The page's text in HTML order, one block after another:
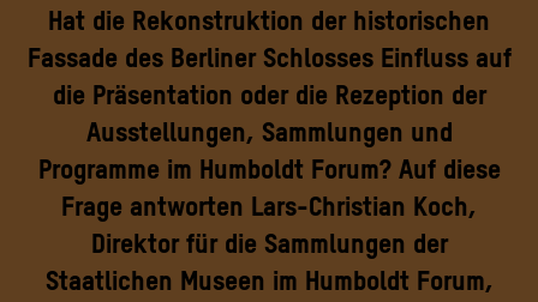
Hat die Rekonstruktion der historischen
Fassade des Berliner Schlosses Einfluss auf
die Präsentation oder die Rezeption der
Ausstellungen, Sammlungen und
Programme im Humboldt Forum? Auf diese
Frage antworten Lars-Christian Koch,
Direktor für die Sammlungen der
Staatlichen Museen im Humboldt Forum,